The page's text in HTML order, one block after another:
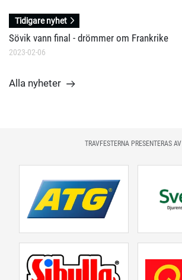
Tidigare nyhet
Sövik vann final - drömmer om Frankrike
2023-02-06
Alla nyheter
TRAVFESTERNA PRESENTERAS AV